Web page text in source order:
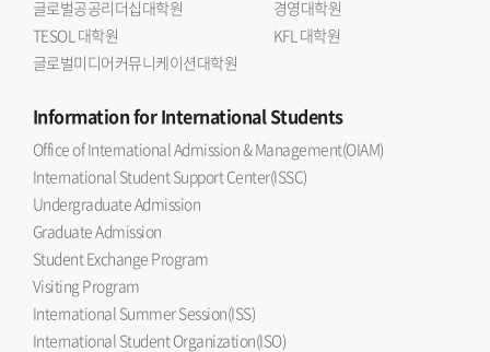
글로벌공공리더십대학원
경영대학원
TESOL 대학원
KFL 대학원
글로벌미디어커뮤니케이션대학원
Informationfor International Students
Office of International Admission & Management(OIAM)
International Student Support Center(ISSC)
Undergraduate Admission
Graduate Admission
Student Exchange Program
Visiting Program
International Summer Session(ISS)
International Student Organization(ISO)